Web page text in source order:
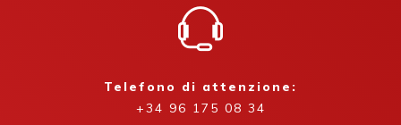
Telefono di attenzione:
+34 96 175 08 34